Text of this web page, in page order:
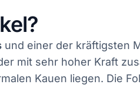
und einer der kräftigsten
mit sehr hoher Kraft
Kauen liegen. Die